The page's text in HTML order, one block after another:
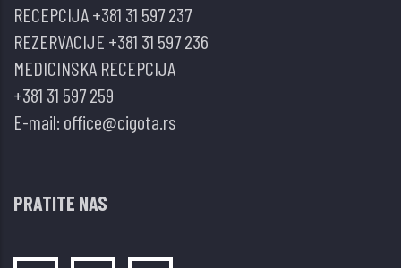
U
MANIFESTNOM
I
HIPOTIREOIDIZMU
RECEPCIJA+381 31 597 237
REZERVACIJE +381 31 597 236
MEDICINSKA RECEPCIJA
+381 31 597 259
E-mail: office@cigota.rs
PRATITE NAS